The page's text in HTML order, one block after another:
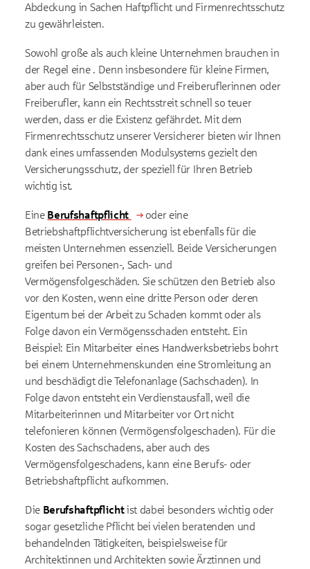
Abdeckung in Sachen Haftpflicht und Firmenrechtsschutz
zu gewährleisten.
Sowohl große als auch kleine Unternehmen brauchen in
der Regel eine . Denn insbesondere für kleine Firmen,
aber auch für Selbstständige und Freiberuflerinnen oder
Freiberufler, kann ein Rechtsstreit schnell so teuer
werden, dass er die Existenz gefährdet. Mit dem
Firmenrechtsschutz unserer Versicherer bieten wir Ihnen
dank eines umfassenden Modulsystems gezielt den
Versicherungsschutz, der speziell für Ihren Betrieb
wichtig ist.
Eine Berufshaftpflicht
oder eine
Betriebshaftpflichtversicherung ist ebenfalls für die
meisten Unternehmen essenziell. Beide Versicherungen
greifen bei Personen-, Sach- und
Vermögensfolgeschäden. Sie schützen den Betrieb also
vor den Kosten, wenn eine dritte Person oder deren
Eigentum bei der Arbeit zu Schaden kommt oder als
Folge davon ein Vermögensschaden entsteht. Ein
Beispiel: Ein Mitarbeiter eines Handwerksbetriebs bohrt
bei einem Unternehmenskunden eine Stromleitung an
und beschädigt die Telefonanlage (Sachschaden). In
Folge davon entsteht ein Verdienstausfall, weil die
Mitarbeiterinnen und Mitarbeiter vor Ort nicht
telefonieren können (Vermögensfolgeschaden). Für die
Kosten des Sachschadens, aber auch des
Vermögensfolgeschadens, kann eine Berufs- oder
Betriebshaftpflicht aufkommen.
Die Berufshaftpflichtist dabei besonders wichtig oder
sogar gesetzliche Pflicht bei vielen beratenden und
behandelnden Tätigkeiten, beispielsweise für
Architektinnen und Architekten sowie Ärztinnen und